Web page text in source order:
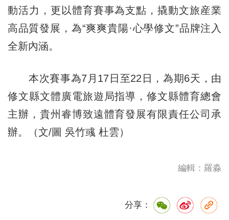
動活力，更以體育賽事為支點，撬動文旅産業
高品質發展，為“爽爽貴陽·心學修文”品牌注入
全新內涵。
本次賽事為7月17日至22日，為期6天，由
修文縣文體廣電旅遊局指導，修文縣體育總會
主辦，貴州睿博致遠體育發展有限責任公司承
辦。（文/圖 吳竹彧 杜雲）
編輯：羅淼
分享：